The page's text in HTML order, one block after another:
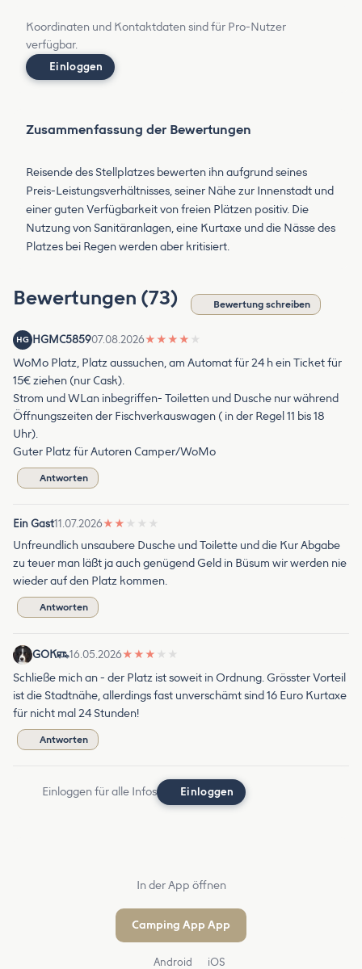
Koordinaten und Kontaktdaten sind für Pro-Nutzer
verfügbar.
Einloggen
Zusammenfassung der Bewertungen
Reisende des Stellplatzes bewerten ihn aufgrund seines
Preis-Leistungsverhältnisses, seiner Nähe zur Innenstadt und
einer guten Verfügbarkeit von freien Plätzen positiv. Die
Nutzung von Sanitäranlagen, eine Kurtaxe und die Nässe des
Platzes bei Regen werden aber kritisiert.
Bewertungen (73) Bewertung schreiben
HG HGMC585907.08.2026★ ★ ★ ★ ★
WoMo Platz, Platz aussuchen, am Automat für 24 h ein Ticket für
15€ ziehen (nur Cask).
Strom und WLan inbegriffen- Toiletten und Dusche nur während
Öffnungszeiten der Fischverkauswagen ( in der Regel 11 bis 18
Uhr).
Guter Platz für Autoren Camper/WoMo
Antworten
Ein Gast11.07.2026★ ★ ★ ★ ★
Unfreundlich unsaubere Dusche und Toilette und die Kur Abgabe
zu teuer man läßt ja auch genügend Geld in Büsum wir werden nie
wieder auf den Platz kommen.
Antworten
GOK 16.05.2026★ ★ ★ ★ ★
Schließe mich an - der Platz ist soweit in Ordnung. Grösster Vorteil
ist die Stadtnähe, allerdings fast unverschämt sind 16 Euro Kurtaxe
für nicht mal 24 Stunden!
Antworten
Einloggen für alle Infos Einloggen
In der App öffnen
Camping App App
Android iOS